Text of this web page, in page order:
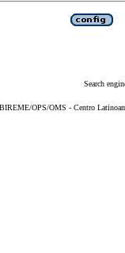
Search
BIREME/OPS/OMS - Centro